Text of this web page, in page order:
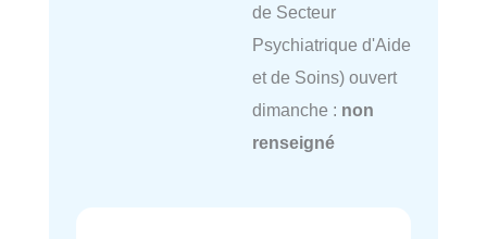
de Secteur
Psychiatrique d'Aide
et de Soins) ouvert
dimanche : non
renseigné